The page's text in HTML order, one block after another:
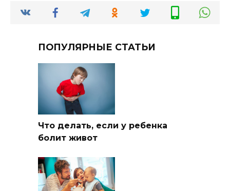
ПОПУЛЯРНЫЕ СТАТЬИ
Что делать, если у ребенка
болит живот